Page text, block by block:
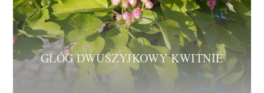
GŁÓG DWUSZYJKOWY KWITNIE